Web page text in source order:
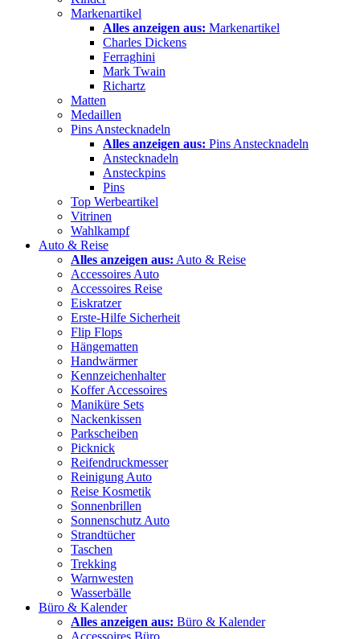
Markenartikel
Alles anzeigen aus: Markenartikel
Charles Dickens
Ferraghini
Mark Twain
Richartz
Matten
Medaillen
Pins Anstecknadeln
Alles anzeigen aus: Pins Anstecknadeln
Anstecknadeln
Ansteckpins
Pins
Top Werbeartikel
Vitrinen
Wahlkampf
Auto & Reise
Alles anzeigen aus: Auto & Reise
Accessoires Auto
Accessoires Reise
Eiskratzer
Erste-Hilfe Sicherheit
Flip Flops
Hängematten
Handwärmer
Kennzeichenhalter
Koffer Accessoires
Maniküre Sets
Nackenkissen
Parkscheiben
Picknick
Reifendruckmesser
Reinigung Auto
Reise Kosmetik
Sonnenbrillen
Sonnenschutz Auto
Strandtücher
Taschen
Trekking
Warnwesten
Wasserbälle
Büro & Kalender
Alles anzeigen aus: Büro & Kalender
Accessoires Büro